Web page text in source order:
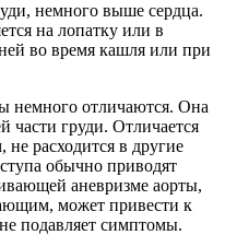
немного выше сердца.
на лопатку или в
во время кашля или при
немного отличаются. Она
части груди. Отличается
расходится в другие
обычно приводят
аневризме аорты,
может привести к
подавляет симптомы.